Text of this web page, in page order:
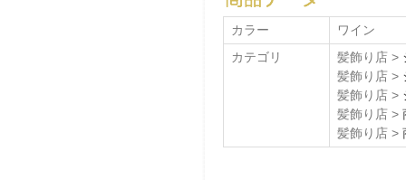
カラー
ワイン
カテゴリ
髪飾り店 >
髪飾り店 >
髪飾り店 >
髪飾り店 >
髪飾り店 >